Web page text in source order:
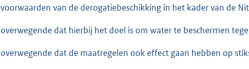
voorwaarden van de derogatiebeschikking in het kader van de
overwegende dat hierbij het doel is om water te beschermen
overwegende dat de maatregelen ook effect gaan hebben op